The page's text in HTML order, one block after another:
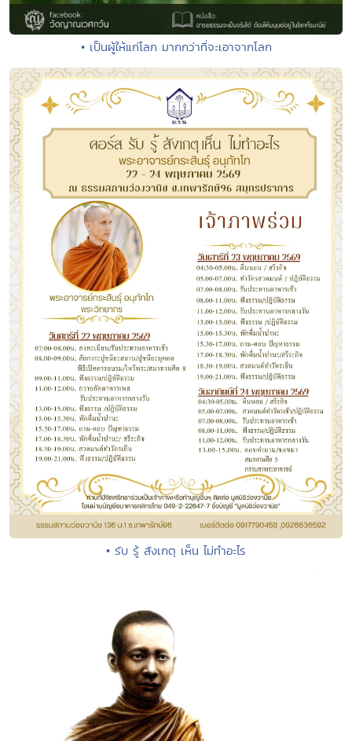
• เป็นผู้ให้แก่โลก มากกว่าที่จะเอาจากโลก
• รับ รู้ สังเกตุ เห็น ไม่ทำอะไร